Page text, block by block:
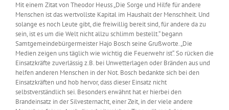
Mit einem Zitat von Theodor Heuss „Die Sorge und Hilfe für andere
Menschen ist das wertvollste Kapital im Haushalt der Menschheit. Und
solange es noch Leute gibt, die freiwillig bereit sind, für andere da zu
sein, ist es um die Welt nicht allzu schlimm bestellt.“ begann
Samtgemeindebürgermeister Hajo Bosch seine Grußworte. „Die
Medien zeigen uns täglich wie wichtig die Feuerwehr ist“. So rücken die
Einsatzkräfte zuverlässig z.B. bei Unwetterlagen oder Bränden aus und
helfen anderen Menschen in der Not. Bosch bedankte sich bei den
Einsatzkräften und hob hervor, dass dieser Einsatz nicht
selbstverständlich sei. Besonders erwähnt hat er hierbei den
Brandeinsatz in der Silvesternacht, einer Zeit, in der viele andere